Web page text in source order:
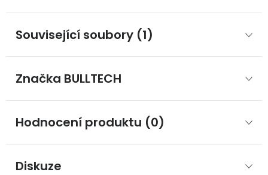
Související soubory (1)
Značka BULLTECH
Hodnocení produktu (0)
Diskuze